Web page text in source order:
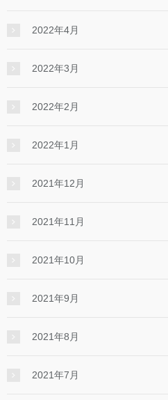
2022年4月
2022年3月
2022年2月
2022年1月
2021年12月
2021年11月
2021年10月
2021年9月
2021年8月
2021年7月